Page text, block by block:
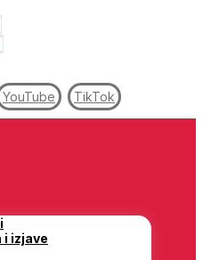
YouTube TikTok
i izjave